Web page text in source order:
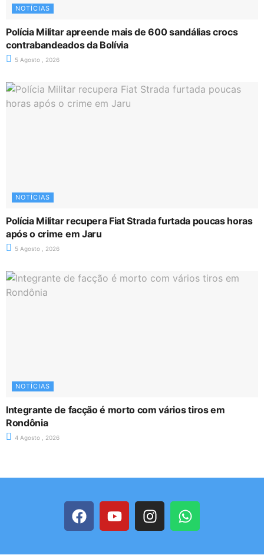
NOTÍCIAS
Polícia Militar apreende mais de 600 sandálias crocs
contrabandeados da Bolívia
5 Agosto , 2026
NOTÍCIAS
Polícia Militar recupera Fiat Strada furtada poucas horas
após o crime em Jaru
5 Agosto , 2026
NOTÍCIAS
Integrante de facção é morto com vários tiros em
Rondônia
4 Agosto , 2026